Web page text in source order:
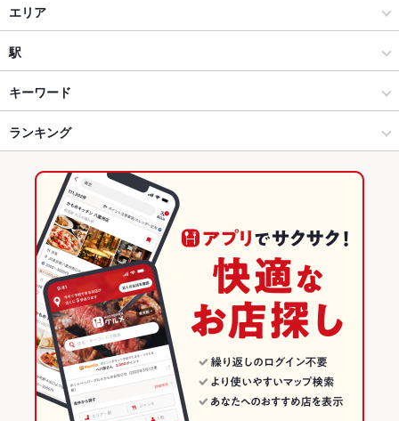
中華
北京料理
中華全般
姫路 × 中華
姫路 × 北京料理
姫路 × 中華全般
山陽姫路駅 × 中華
山陽姫路駅 × 北京料理
山陽姫路駅 × 中華全般
エリア
姫路駅南側～バイパス
姫路駅南側～バイパス × 中華
姫路駅南側～バイパス × 北京料理
姫路駅南側～バイパス × 中華全般
兵庫 × 中華
兵庫 × 北京料理
兵庫 × 中華全般
駅
山陽姫路駅
手柄駅
姫路駅
キーワード
からあげ
北京ダック 杏仁豆腐
ランキング
兵庫のグルメランキング
兵庫の中華ランキング
兵庫の北京料理ランキング
姫路のグルメランキング
姫路の中華ランキング
姫路駅南側～バイパスのグルメランキング